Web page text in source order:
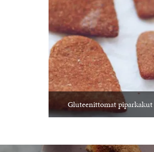
Gluteenittomat piparkakut